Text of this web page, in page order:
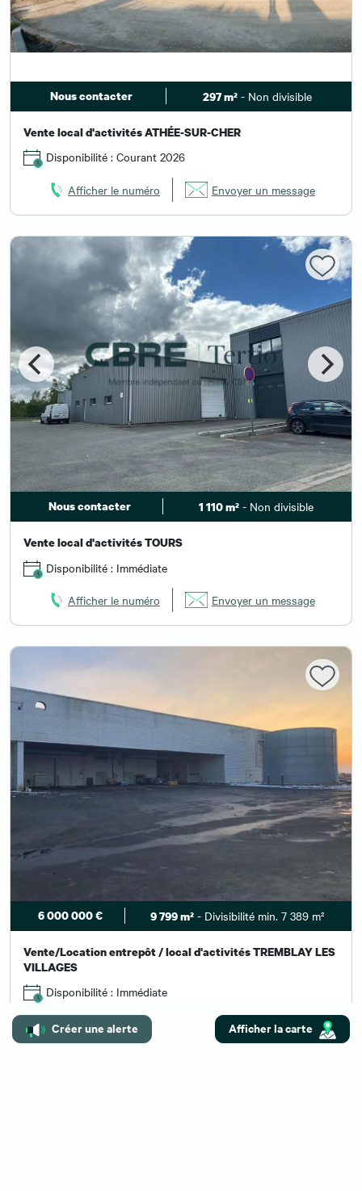
Créer une alerte Afficher la carte
Nous contacter 297 m² - Non divisible
Vente local d'activités ATHÉE-SUR-CHER
Disponibilité : Courant 2026
Afficher le numéro Envoyer un message
Nous contacter 1 110 m² - Non divisible
Vente local d'activités TOURS
Disponibilité : Immédiate
Afficher le numéro Envoyer un message
6 000 000 € 9 799 m²- Divisibilité min. 7 389 m²
Vente/Location entrepôt / local d'activités TREMBLAY LES
VILLAGES
Disponibilité : Immédiate
Afficher le numéro Envoyer un message